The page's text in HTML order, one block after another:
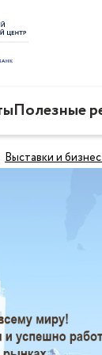
Полезные
Выставки и